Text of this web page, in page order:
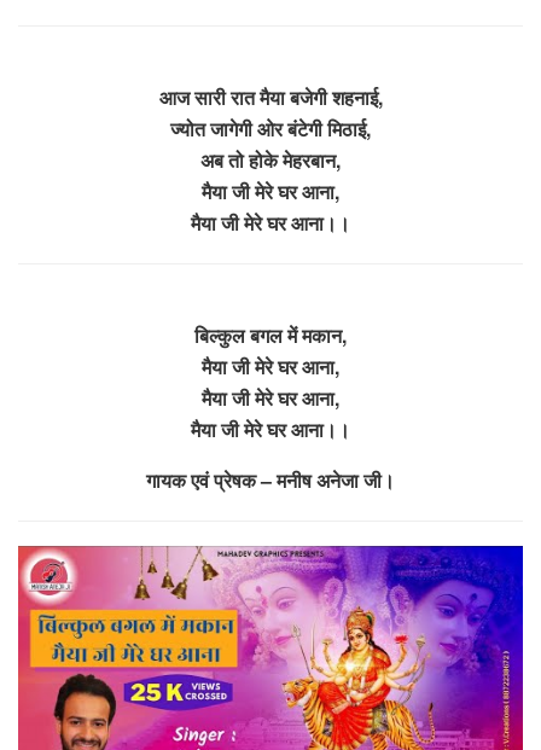
आज सारी रात मैया बजेगी शहनाई,
ज्योत जागेगी ओर बंटेगी मिठाई,
अब तो होके मेहरबान,
मैया जी मेरे घर आना,
मैया जी मेरे घर आना।।
बिल्कुल बगल में मकान,
मैया जी मेरे घर आना,
मैया जी मेरे घर आना,
मैया जी मेरे घर आना।।
गायक एवं प्रेषक – मनीष अनेजा जी।